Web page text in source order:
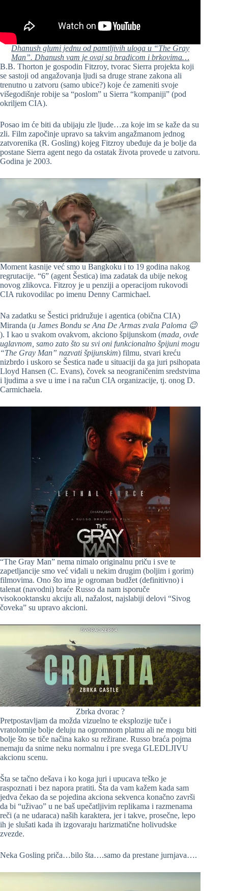
Dhanush glumi jednu od pamtljivih uloga u “The Gray
Man”. Dhanush vam je ovaj sa bradicom i brkovima…
B.B. Thorton je gospodin Fitzroy, tvorac Sierra projekta koji
se sastoji od angažovanja ljudi sa druge strane zakona ali
trenutno u zatvoru (samo ubice?) koje će zameniti svoje
višegodišnje robije sa “poslom” u Sierra “kompaniji” (pod
okriljem CIA).
Posao im će biti da ubijaju zle ljude…za koje im se kaže da su
zli. Film započinje upravo sa takvim angažmanom jednog
zatvorenika (R. Gosling) kojeg Fitzroy ubeđuje da je bolje da
postane Sierra agent nego da ostatak života provede u zatvoru.
Godina je 2003.
Moment kasnije već smo u Bangkoku i to 19 godina nakog
regrutacije. “6” (agent Šestica) ima zadatak da ubije nekog
novog zlikovca. Fitzroy je u penziji a operacijom rukovodi
CIA rukovodilac po imenu Denny Carmichael.
Na zadatku se Šestici pridružuje i agentica (obična CIA)
Miranda (u James Bondu se Ana De Armas zvala Paloma 😉
). I kao u svakom ovakvom, akciono špijunskom (mada, ovde
uglavnom, samo zato što su svi oni funkcionalno špijuni mogu
“The Gray Man” nazvati špijunskim) filmu, stvari kreću
nizbrdo i uskoro se Šestica nađe u situaciji da ga juri psihopata
Lloyd Hansen (C. Evans), čovek sa neograničenim sredstvima
i ljudima a sve u ime i na račun CIA organizacije, tj. onog D.
Carmichaela.
“The Gray Man” nema nimalo originalnu priču i sve te
zapetljancije smo već viđali u nekim drugim (boljim i gorim)
filmovima. Ono što ima je ogroman budžet (definitivno) i
talenat (navodni) braće Russo da nam isporuče
visokooktansku akciju ali, nažalost, najslabiji delovi “Sivog
čoveka” su upravo akcioni.
Zbrka dvorac ?
Pretpostavljam da možda vizuelno te eksplozije tuče i
vratolomije bolje deluju na ogromnom platnu ali ne mogu biti
bolje što se tiče načina kako su režirane. Russo braća pojma
nemaju da snime neku normalnu i pre svega GLEDLJIVU
akcionu scenu.
Šta se tačno dešava i ko koga juri i upucava teško je
raspoznati i bez napora pratiti. Šta da vam kažem kada sam
jedva čekao da se pojedina akciona sekvenca konačno završi
da bi “uživao” u ne baš upečatljivim replikama i razmenama
reči (a ne udaraca) naših karaktera, jer i takve, prosečne, lepo
ih je slušati kada ih izgovaraju harizmatične holivudske
zvezde.
Neka Gosling priča…bilo šta….samo da prestane jurnjava….